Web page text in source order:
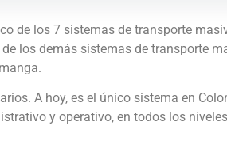
de los 7 sistemas de transporte
los demás sistemas de transporte
A hoy, es el único sistema en
y operativo, en todos los